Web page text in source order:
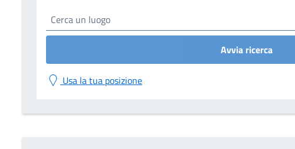
Avvia ricerca
Usa la tua posizione